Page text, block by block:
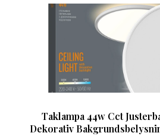
Taklampa 44w Cct
Dekorativ